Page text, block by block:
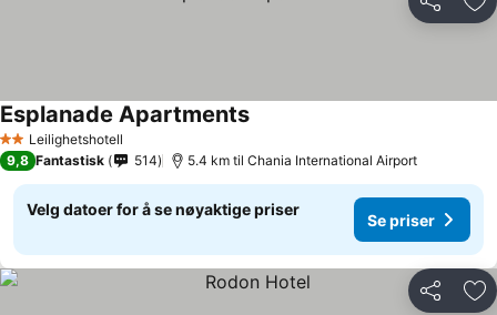
Del
2 StjernerLeilighetshotell
Esplanade ApartmentsSe priser
9,8 Fantastisk 514 5.4 km til Chania International Airport
Velg datoer for å se nøyaktige priser
Se priser
Del